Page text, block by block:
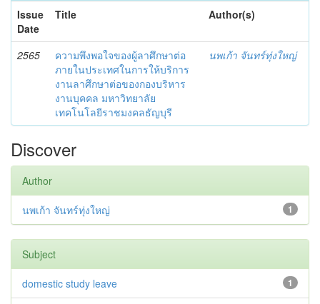
Issue
Date
Title Author(s)
2565
ความพึงพอใจของผู้ลาศึกษาต่อ
ภายในประเทศในการให้บริการ
งานลาศึกษาต่อของกองบริหาร
งานบุคคล มหาวิทยาลัย
เทคโนโลยีราชมงคลธัญบุรี
นพเก้า จันทร์ทุ่งใหญ่
Discover
Author
1
นพเก้า จันทร์ทุ่งใหญ่
Subject
1
domestic study leave